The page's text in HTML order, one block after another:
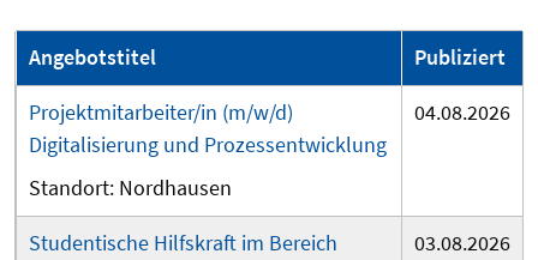
Angebotstitel
Publiziert
Projektmitarbeiter/in (m/w/d)
Digitalisierung und Prozessentwicklung
Nordhausen
04.08.2026
Studentische Hilfskraft im Bereich
03.08.2026